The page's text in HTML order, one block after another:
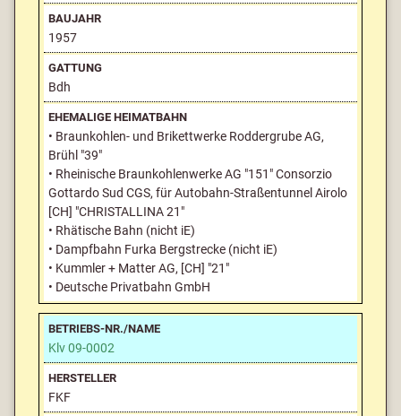
1957
Bdh
• Braunkohlen- und Brikettwerke Roddergrube AG,
Brühl "39"
• Rheinische Braunkohlenwerke AG "151" Consorzio
Gottardo Sud CGS, für Autobahn-Straßentunnel Airolo
[CH] "CHRISTALLINA 21"
• Rhätische Bahn (nicht iE)
• Dampfbahn Furka Bergstrecke (nicht iE)
• Kummler + Matter AG, [CH] "21"
• Deutsche Privatbahn GmbH
Klv 09-0002
FKF